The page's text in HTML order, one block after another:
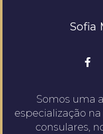
Sofia
Somos uma
especialização
consulares,